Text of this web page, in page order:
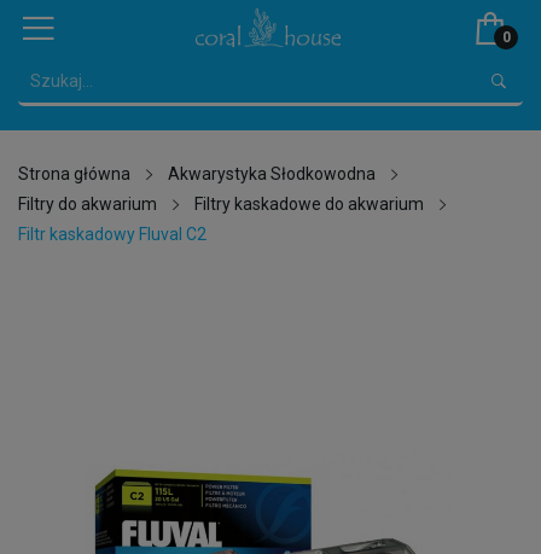
0
Strona główna
Akwarystyka Słodkowodna
Filtry do akwarium
Filtry kaskadowe do akwarium
Filtr kaskadowy Fluval C2